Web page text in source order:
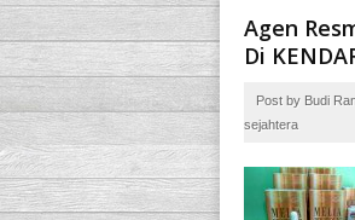
Agen
Di
Post by Budi
sejahtera